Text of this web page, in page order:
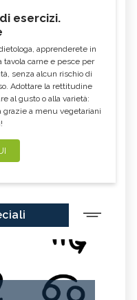
esercizi.
apprenderete in
tavola carne e pesce per
senza alcun rischio di
Adottare la rettitudine
al gusto o alla varietà:
grazie a menu vegetariani